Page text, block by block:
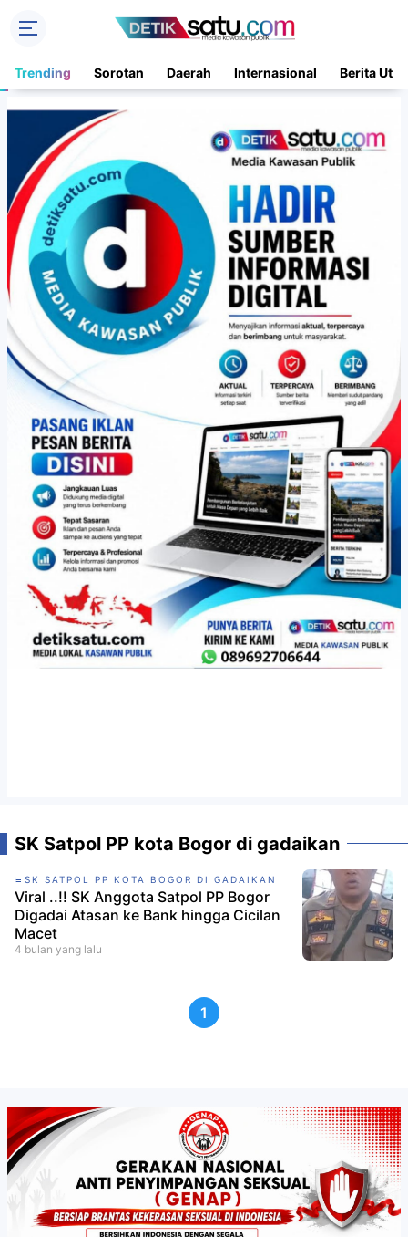
Trending Sorotan Daerah Internasional Berita
SK Satpol PP kota Bogor di gadaikan
SK SATPOL PP KOTA BOGOR DI GADAIKAN
Viral ..!! SK Anggota Satpol PP Bogor
Digadai Atasan ke Bank hingga Cicilan
Macet
4 bulan yang lalu
1